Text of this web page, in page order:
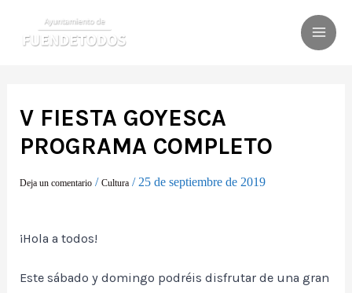
V FIESTA GOYESCA
PROGRAMA COMPLETO
Deja un comentario /Cultura /25 de septiembre de 2019
¡Hola a todos!
Este sábado y domingo podréis disfrutar de una gran